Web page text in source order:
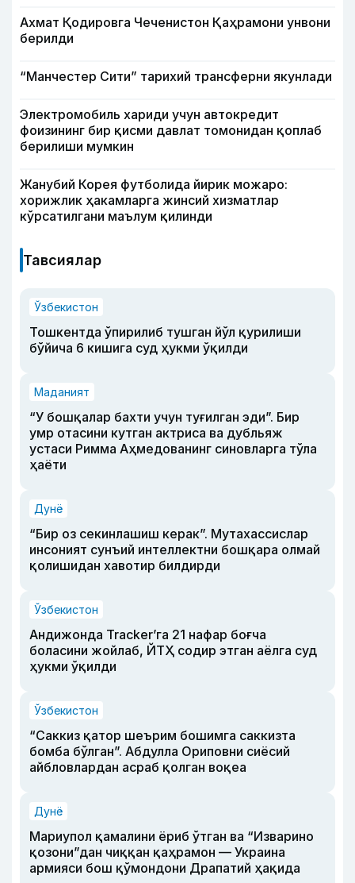
Ахмат Қодировга Чеченистон Қаҳрамони унвони
берилди
“Манчестер Сити” тарихий трансферни якунлади
Электромобиль хариди учун автокредит
фоизининг бир қисми давлат томонидан қоплаб
берилиши мумкин
Жанубий Корея футболида йирик можаро:
хорижлик ҳакамларга жинсий хизматлар
кўрсатилгани маълум қилинди
Тавсиялар
Ўзбекистон
Тошкентда ўпирилиб тушган йўл қурилиши
бўйича 6 кишига суд ҳукми ўқилди
Маданият
“У бошқалар бахти учун туғилган эди”. Бир
умр отасини кутган актриса ва дубльяж
устаси Римма Аҳмедованинг синовларга тўла
ҳаёти
Дунё
“Бир оз секинлашиш керак”. Мутахассислар
инсоният сунъий интеллектни бошқара олмай
қолишидан хавотир билдирди
Ўзбекистон
Андижонда Tracker’га 21 нафар боғча
боласини жойлаб, ЙТҲ содир этган аёлга суд
ҳукми ўқилди
Ўзбекистон
“Саккиз қатор шеърим бошимга саккизта
бомба бўлган”. Абдулла Ориповни сиёсий
айбловлардан асраб қолган воқеа
Дунё
Мариупол қамалини ёриб ўтган ва “Изварино
қозони”дан чиққан қаҳрамон — Украина
армияси бош қўмондони Драпатий ҳақида